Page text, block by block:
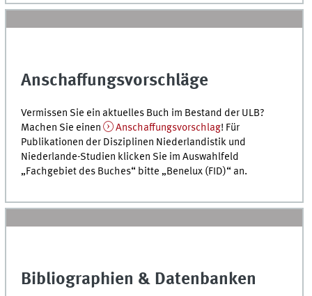
Anschaffungsvorschläge
Vermissen Sie ein aktuelles Buch im Bestand der ULB?
Machen Sie einen
Anschaffungsvorschlag! Für
Publikationen der Disziplinen Niederlandistik und
Niederlande-Studien klicken Sie im Auswahlfeld
„Fachgebiet des Buches“ bitte „Benelux (FID)“ an.
Bibliographien & Datenbanken